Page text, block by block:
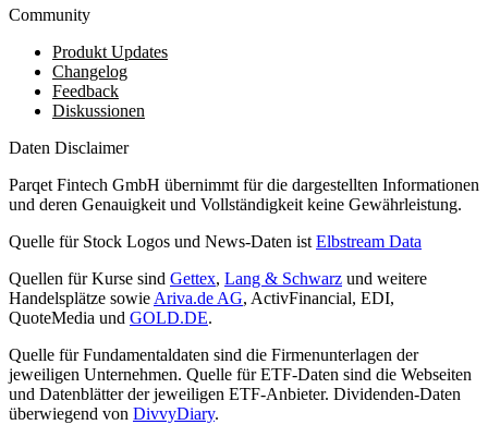
Community
Produkt Updates
Changelog
Feedback
Diskussionen
Daten Disclaimer
Parqet Fintech GmbH übernimmt für die dargestellten Informationen
und deren Genauigkeit und Vollständigkeit keine Gewährleistung.
Quelle für Stock Logos und News-Daten ist Elbstream Data
Quellen für Kurse sind Gettex, Lang & Schwarz und weitere
Handelsplätze sowie Ariva.de AG, ActivFinancial, EDI,
QuoteMedia und GOLD.DE.
Quelle für Fundamentaldaten sind die Firmenunterlagen der
jeweiligen Unternehmen. Quelle für ETF-Daten sind die Webseiten
und Datenblätter der jeweiligen ETF-Anbieter. Dividenden-Daten
überwiegend von DivvyDiary.